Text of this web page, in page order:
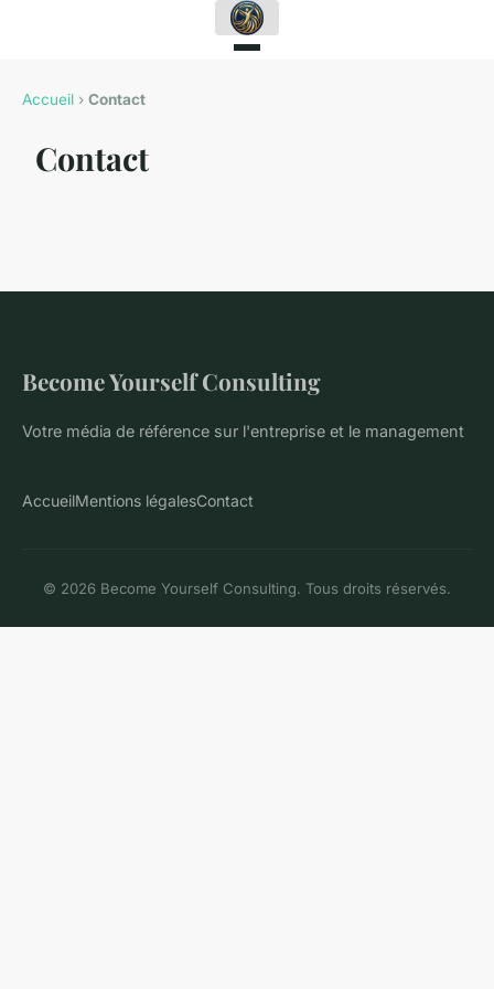
Accueil › Contact
Contact
Become Yourself Consulting
Votre média de référence sur l'entreprise et le management
AccueilMentions légalesContact
© 2026 Become Yourself Consulting. Tous droits réservés.